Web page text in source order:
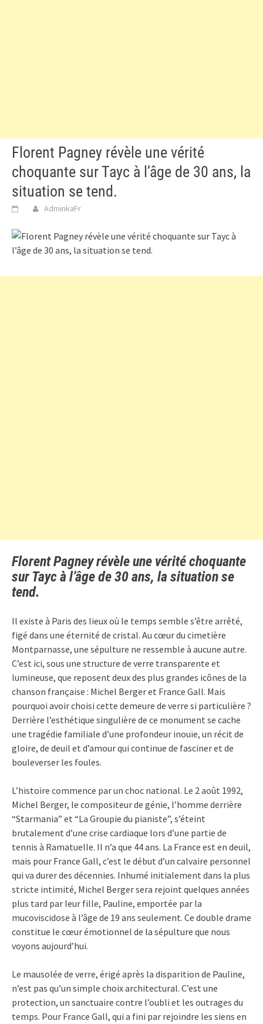
Florent Pagney révèle une vérité
choquante sur Tayc à l’âge de 30 ans, la
situation se tend.
AdminkaFr
Florent Pagney révèle une vérité choquante
sur Tayc à l’âge de 30 ans, la situation se
tend.
Il existe à Paris des lieux où le temps semble s’être arrêté,
figé dans une éternité de cristal. Au cœur du cimetière
Montparnasse, une sépulture ne ressemble à aucune autre.
C’est ici, sous une structure de verre transparente et
lumineuse, que reposent deux des plus grandes icônes de la
chanson française : Michel Berger et France Gall. Mais
pourquoi avoir choisi cette demeure de verre si particulière ?
Derrière l’esthétique singulière de ce monument se cache
une tragédie familiale d’une profondeur inouïe, un récit de
gloire, de deuil et d’amour qui continue de fasciner et de
bouleverser les foules.
L’histoire commence par un choc national. Le 2 août 1992,
Michel Berger, le compositeur de génie, l’homme derrière
“Starmania” et “La Groupie du pianiste”, s’éteint
brutalement d’une crise cardiaque lors d’une partie de
tennis à Ramatuelle. Il n’a que 44 ans. La France est en deuil,
mais pour France Gall, c’est le début d’un calvaire personnel
qui va durer des décennies. Inhumé initialement dans la plus
stricte intimité, Michel Berger sera rejoint quelques années
plus tard par leur fille, Pauline, emportée par la
mucoviscidose à l’âge de 19 ans seulement. Ce double drame
constitue le cœur émotionnel de la sépulture que nous
voyons aujourd’hui.
Le mausolée de verre, érigé après la disparition de Pauline,
n’est pas qu’un simple choix architectural. C’est une
protection, un sanctuaire contre l’oubli et les outrages du
temps. Pour France Gall, qui a fini par rejoindre les siens en